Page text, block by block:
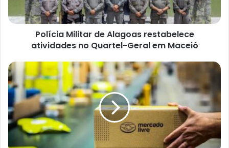
Polícia Militar de Alagoas restabelece
atividades no Quartel-Geral em Maceió